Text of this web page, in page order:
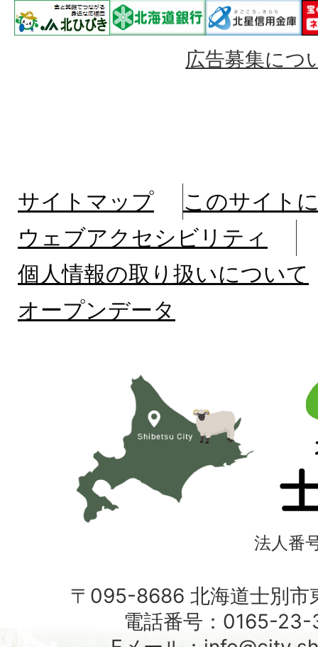
広告募集につ
サイトマップ
このサイト
ウェブアクセシビリティ
個人情報の取り扱いについて
オープンデータ
別
市
法人番
〒095-8686 北海道士別市
電話番号：0165-23-